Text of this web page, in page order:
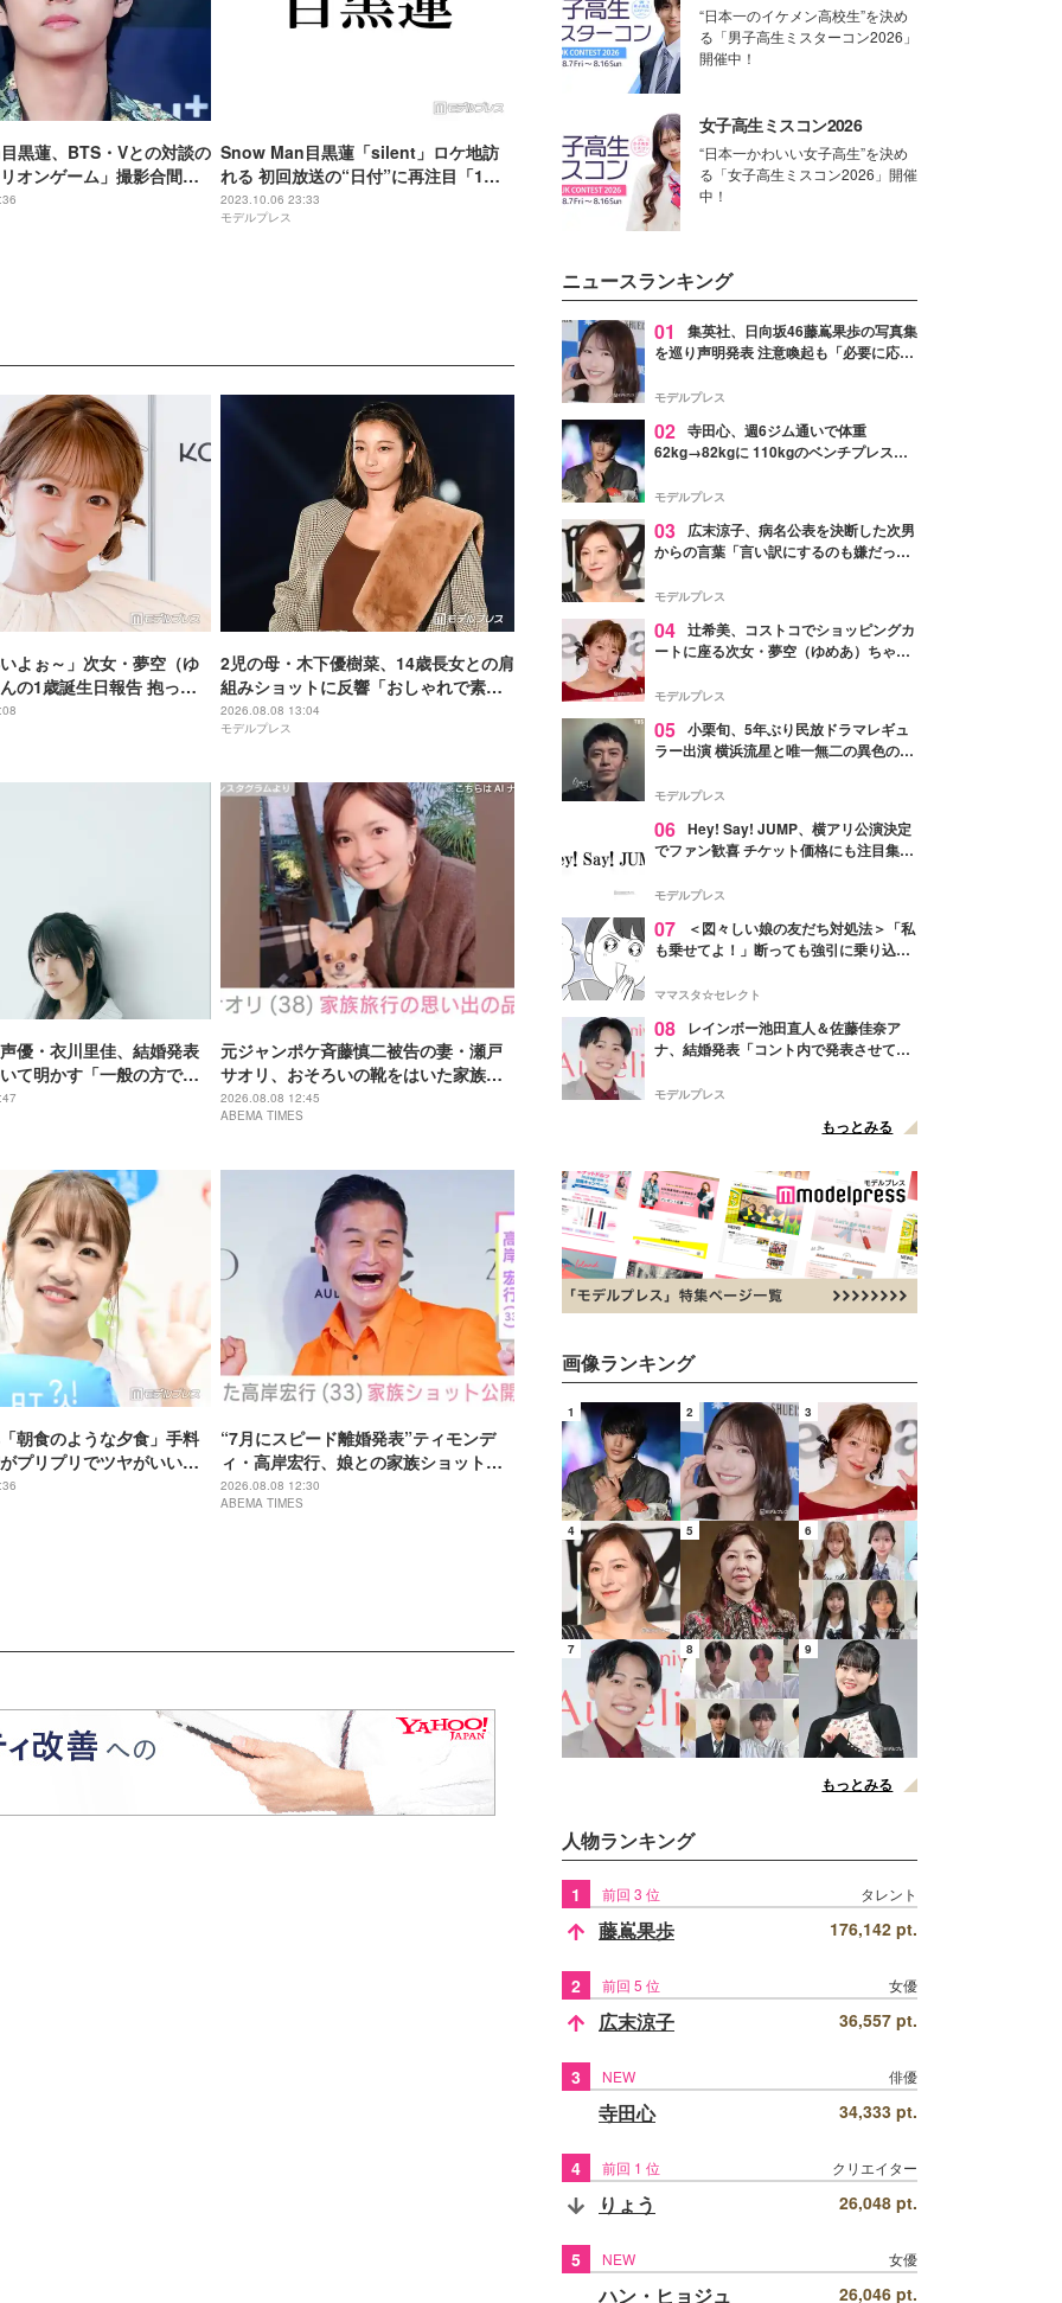
黒蓮、BTS・Vとの対談の
オンゲーム」撮影合間に
メンバーの話とかもでき
Snow Man目黒蓮「silent」ロケ地訪
れる 初回放送の“日付”に再注目「1年
越しの奇跡」「本人による聖地巡礼」
2023.10.06 23:33
モデルプレス
よぉ～」次女・夢空（ゆ
の1歳誕生日報告 抱っこ
響「すくすく育ってて嬉
」
2児の母・木下優樹菜、14歳長女との肩
組みショットに反響「おしゃれで素
敵」「娘さん大人っぽい」
2026.08.08 13:04
モデルプレス
声優・衣川里佳、結婚発表
て明かす「一般の方で、
の私を、時に厳しく、そ
しく、全力でサポートし
元ジャンポケ斉藤慎二被告の妻・瀬戸
サオリ、おそろいの靴をはいた家族と
の写真を披露
2026.08.08 12:45
ABEMA TIMES
朝食のような夕食」手料
プリプリでツヤがいい」
が綺麗」と反響
“7月にスピード離婚発表”ティモンデ
ィ・高岸宏行、娘との家族ショット公
開 元妻・沢井美優は「目の下に熊さん
が」
2026.08.08 12:30
ABEMA TIMES
“日本一のイケメン高校生”を決め
る「男子高生ミスターコン2026」
開催中！
女子高生ミスコン2026
“日本一かわいい女子高生”を決め
る「女子高生ミスコン2026」開催
中！
ニュースランキング
01
集英社、日向坂46藤嶌果歩の写真集
を巡り声明発表 注意喚起も「必要に応じ
モデルプレス
02 寺田心、週6ジム通いで体重
62kg→82kgに 110kgのベンチプレス持
「かっこいい」と反響
モデルプレス
03
広末涼子、病名公表を決断した次男
からの言葉「言い訳にするのも嫌だっ
モデルプレス
04 辻希美、コストコでショッピングカ
ートに座る次女・夢空（ゆめあ）ちゃん
ぎ」「成長を感じる」の声
モデルプレス
05 小栗旬、5年ぶり民放ドラマレギュ
ラー出演 横浜流星と唯一無二の異色のバ
モデルプレス
06 Hey! Say! JUMP、横アリ公演決定
でファン歓喜 チケット価格にも注目集ま
モデルプレス
07
＜図々しい娘の友だち対処法＞「私
も乗せてよ！」断っても強引に乗り込ん
ママスタ☆セレクト
08
レインボー池田直人＆佐藤佳奈ア
ナ、結婚発表「コント内で発表させてい
点変更のため
モデルプレス
もっとみる
画像ランキング
1 2 3
4 5 6
7 8 9
もっとみる
人物ランキング
1 前回 3 位 タレント
藤嶌果歩 176,142 pt.
2 前回 5 位 女優
広末涼子 36,557 pt.
3 NEW 俳優
寺田心 34,333 pt.
4 前回 1 位 クリエイター
りょう 26,048 pt.
5 NEW 女優
ハン・ヒョジュ 26,046 pt.